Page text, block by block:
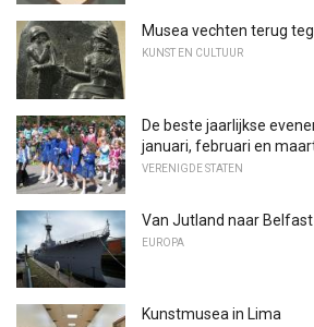
Musea vechten terug
KUNST EN CULTUUR
De beste jaarlijkse
januari, februari en
VERENIGDE STATEN
Van Jutland naar Belfast
EUROPA
Kunstmusea in Lima